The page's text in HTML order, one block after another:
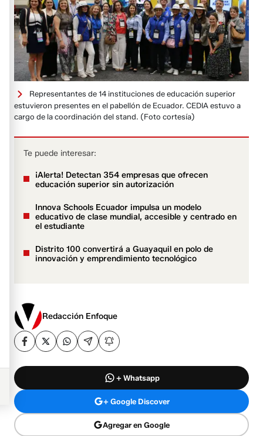
Representantes de 14 instituciones de educación superior
estuvieron presentes en el pabellón de Ecuador. CEDIA estuvo a
cargo de la coordinación del stand. (Foto cortesía)
Te puede interesar:
¡Alerta! Detectan 354 empresas que ofrecen
educación superior sin autorización
Innova Schools Ecuador impulsa un modelo
educativo de clase mundial, accesible y centrado en
el estudiante
Distrito 100 convertirá a Guayaquil en polo de
innovación y emprendimiento tecnológico
Redacción Enfoque
+ Whatsapp
+ Google Discover
Agregar en Google